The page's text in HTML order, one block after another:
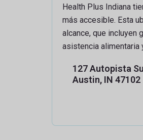
Health Plus Indiana
más accesible. Esta
alcance, que incluyen
asistencia alimentaria
127 Autopista
Austin, IN 47102